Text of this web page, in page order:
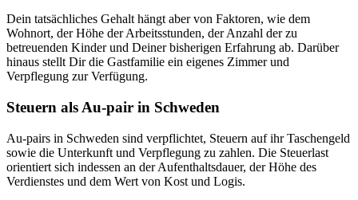
Dein tatsächliches Gehalt hängt aber von Faktoren, wie dem
Wohnort, der Höhe der Arbeitsstunden, der Anzahl der zu
betreuenden Kinder und Deiner bisherigen Erfahrung ab. Darüber
hinaus stellt Dir die Gastfamilie ein eigenes Zimmer und
Verpflegung zur Verfügung.
Steuern als Au-pair in Schweden
Au-pairs in Schweden sind verpflichtet, Steuern auf ihr Taschengeld
sowie die Unterkunft und Verpflegung zu zahlen. Die Steuerlast
orientiert sich indessen an der Aufenthaltsdauer, der Höhe des
Verdienstes und dem Wert von Kost und Logis.